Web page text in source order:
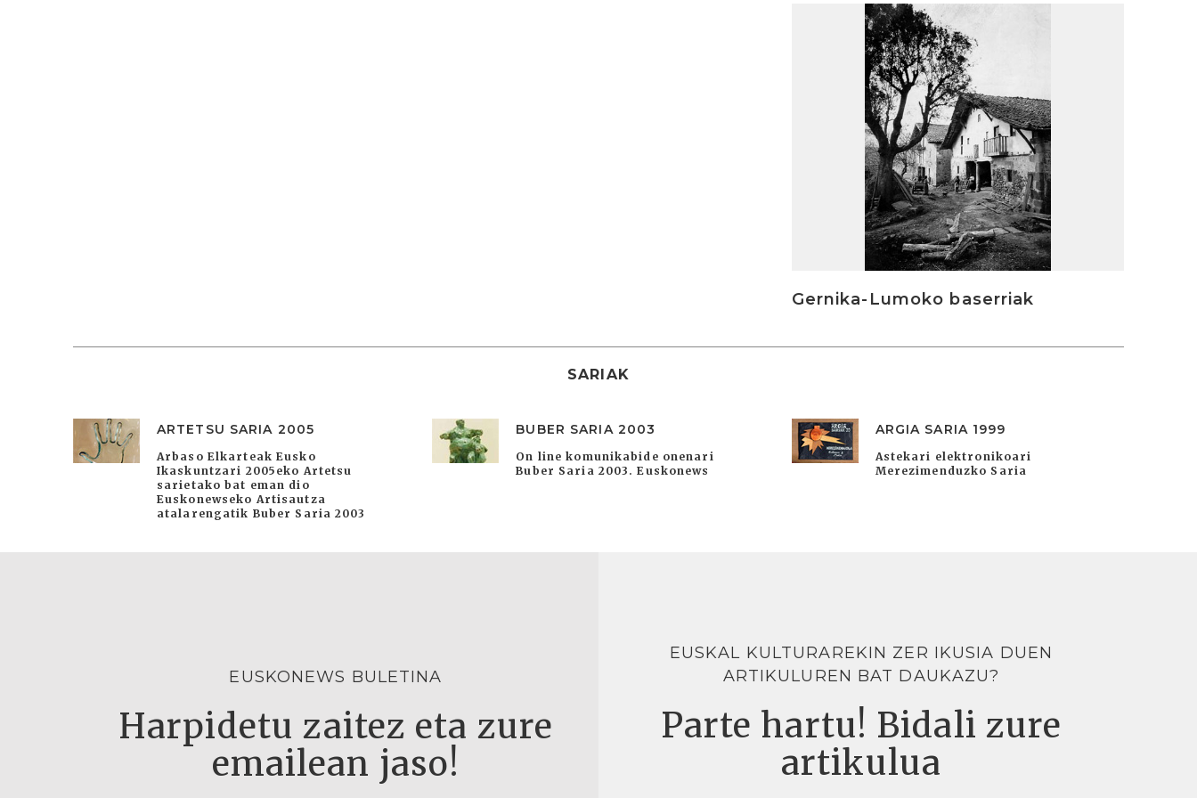
Gernika-Lumoko baserriak
SARIAK
ARTETSU SARIA 2005
Arbaso Elkarteak Eusko
Ikaskuntzari 2005eko Artetsu
sarietako bat eman dio
Euskonewseko Artisautza
atalarengatik Buber Saria 2003
BUBER SARIA 2003
On line komunikabide onenari
Buber Saria 2003. Euskonews
ARGIA SARIA 1999
Astekari elektronikoari
Merezimenduzko Saria
EUSKONEWS BULETINA
Harpidetu zaitez eta zure
emailean jaso!
EUSKAL KULTURAREKIN ZER IKUSIA DUEN
ARTIKULUREN BAT DAUKAZU?
Parte hartu! Bidali zure
artikulua